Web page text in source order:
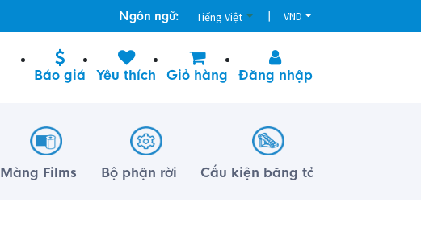
Ngôn ngữ: Tiếng Việt | VND
Báo giá Yêu thích Giỏ hàng Đăng nhập
Màng Films Bộ phận rời Cấu kiện băng tải